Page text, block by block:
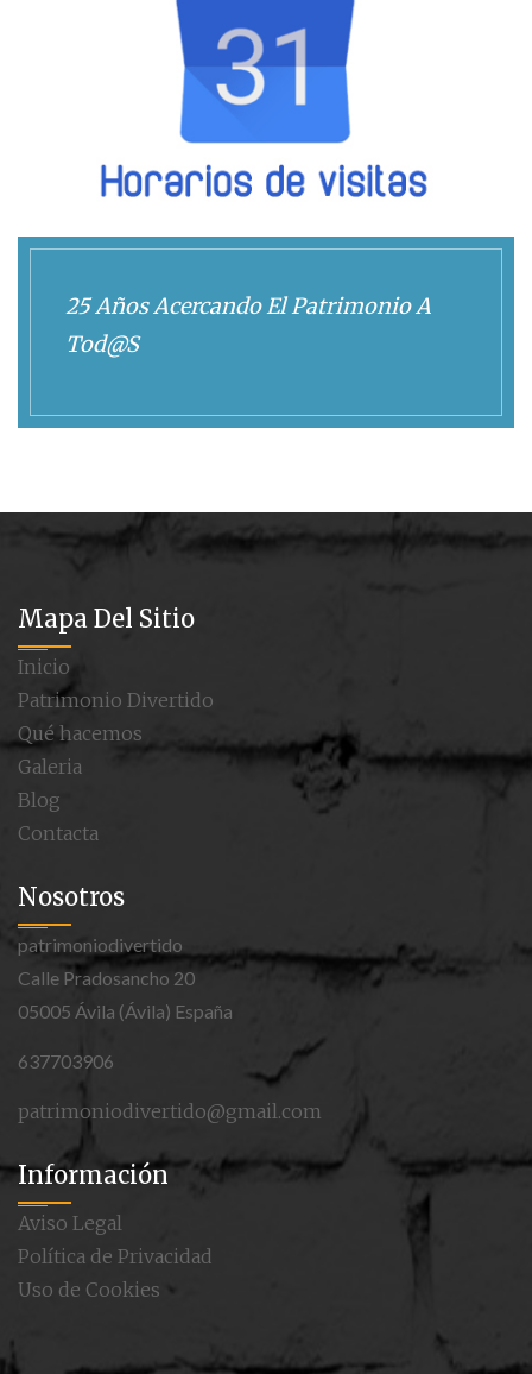
25 Años Acercando El Patrimonio A
Tod@s
Mapa Del Sitio
Inicio
Patrimonio Divertido
Qué hacemos
Galeria
Blog
Contacta
Nosotros
patrimoniodivertido
Calle Pradosancho 20
05005 Ávila (Ávila) España
637703906
patrimoniodivertido@gmail.com
Información
Aviso Legal
Política de Privacidad
Uso de Cookies